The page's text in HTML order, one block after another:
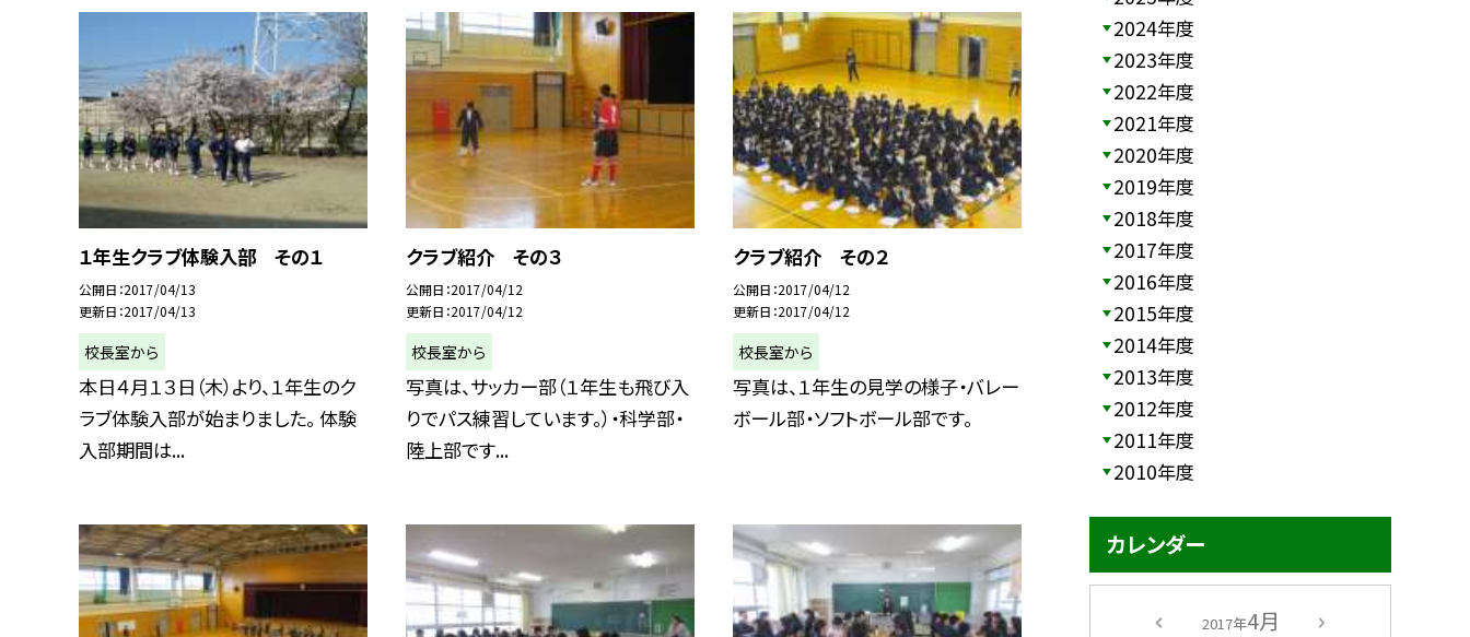
１年生クラブ体験入部 その１
公開日 2017/04/13
更新日 2017/04/13
校長室から
本日４月１３日（木）より、１年生のク
ラブ体験入部が始まりました。 体験
入部期間は...
クラブ紹介 その３
公開日 2017/04/12
更新日 2017/04/12
校長室から
写真は、サッカー部（１年生も飛び入
りでパス練習しています。）・科学部・
陸上部です...
クラブ紹介 その２
公開日 2017/04/12
更新日 2017/04/12
校長室から
写真は、１年生の見学の様子・バレー
ボール部・ソフトボール部です。
2024年度
2023年度
2022年度
2021年度
2020年度
2019年度
2018年度
2017年度
2016年度
2015年度
2014年度
2013年度
2012年度
2011年度
2010年度
カレンダー
2017年4月